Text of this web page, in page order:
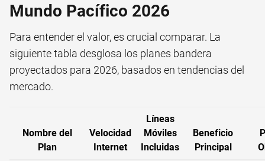
Mundo Pacífico 2026
Para entender el valor, es crucial comparar. La
siguiente tabla desglosa los planes bandera
proyectados para 2026, basados en tendencias del
mercado.
Nombre del
Plan
Velocidad
Internet
Líneas
Móviles
Incluidas
Beneficio
Principal